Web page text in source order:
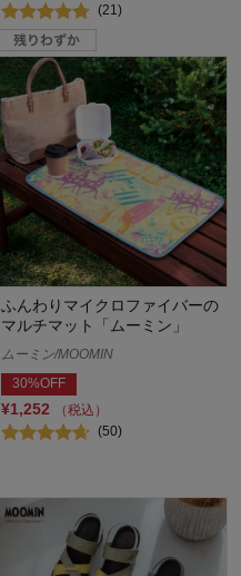
(21)
ふんわりマイクロファイバーの
マルチマット「ムーミン」
ムーミン/MOOMIN
30%OFF
¥1,252
（税込）
(50)